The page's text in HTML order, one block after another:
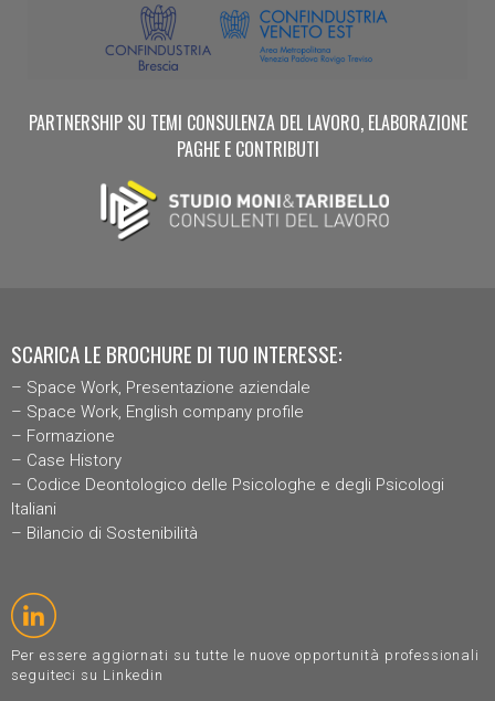
PARTNERSHIP SU TEMI CONSULENZA DEL LAVORO, ELABORAZIONE
PAGHE E CONTRIBUTI
SCARICA LE BROCHURE DI TUO INTERESSE:
– Space Work, Presentazione aziendale
– Space Work, English company profile
– Formazione
– Case History
– Codice Deontologico delle Psicologhe e degli Psicologi
Italiani
– Bilancio di Sostenibilità
Per essere aggiornati su tutte le nuove opportunità professionali
seguiteci su Linkedin